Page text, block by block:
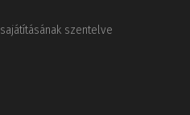
szentelve